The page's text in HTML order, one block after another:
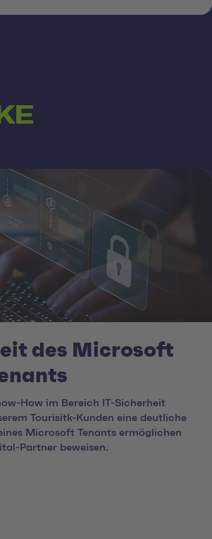
des Microsoft
How im Bereich IT-Sicherheit
Tourisitk-Kunden eine deutliche
Microsoft Tenants ermöglichen
Partner beweisen.